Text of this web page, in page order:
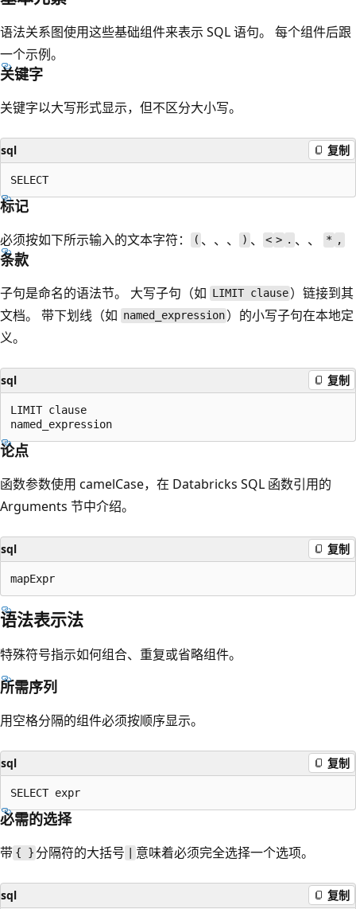
语法关系图使用这些基础组件来表示 SQL 语句。 每个组件后跟
一个示例。
关键字
关键字以大写形式显示，但不区分大小写。
sql 复制
标记
必须按如下所示输入的文本字符： ( 、、、 ) 、 < > . 、、 * ,
条款
子句是命名的语法节。 大写子句（如 LIMIT clause ）链接到其
文档。 带下划线（如 named_expression ）的小写子句在本地定
义。
sql 复制
LIMIT clause
论点
函数参数使用 camelCase，在 Databricks SQL 函数引用的
Arguments 节中介绍。
sql 复制
语法表示法
特殊符号指示如何组合、重复或省略组件。
所需序列
用空格分隔的组件必须按顺序显示。
sql 复制
必需的选择
带 { } 分隔符的大括号 意味着必须完全选择一个选项。
sql 复制